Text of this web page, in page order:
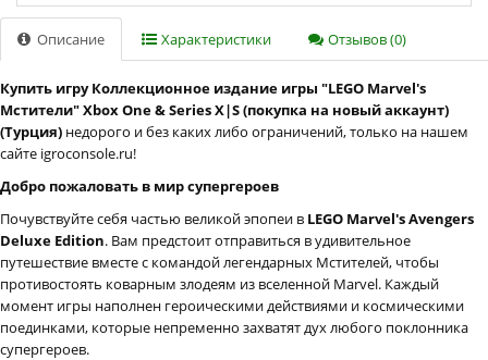
Описание Характеристики Отзывов (0)
Купить игру Коллекционное издание игры "LEGO Marvel's
Мстители" Xbox One & Series X|S (покупка на новый аккаунт)
(Турция) недорого и без каких либо ограничений, только на нашем
сайте igroconsole.ru!
Добро пожаловать в мир супергероев
Почувствуйте себя частью великой эпопеи в LEGO Marvel's Avengers
Deluxe Edition. Вам предстоит отправиться в удивительное
путешествие вместе с командой легендарных Мстителей, чтобы
противостоять коварным злодеям из вселенной Marvel. Каждый
момент игры наполнен героическими действиями и космическими
поединками, которые непременно захватят дух любого поклонника
супергероев.